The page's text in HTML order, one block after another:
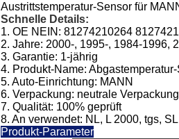
Austrittstemperatur-Sensor für
Schnelle Details:
1. OE NEIN: 81274210264
2. Jahre: 2000-, 1995-, 1984-1996,
3. Garantie: 1-jährig
4. Produkt-Name: Abgastemperatur-
5. Auto-Einrichtung: MANN
6. Verpackung: neutrale Verpackung
7. Qualität: 100% geprüft
8. An verwendet: NL, L 2000, tgs,
Produkt-Parameter